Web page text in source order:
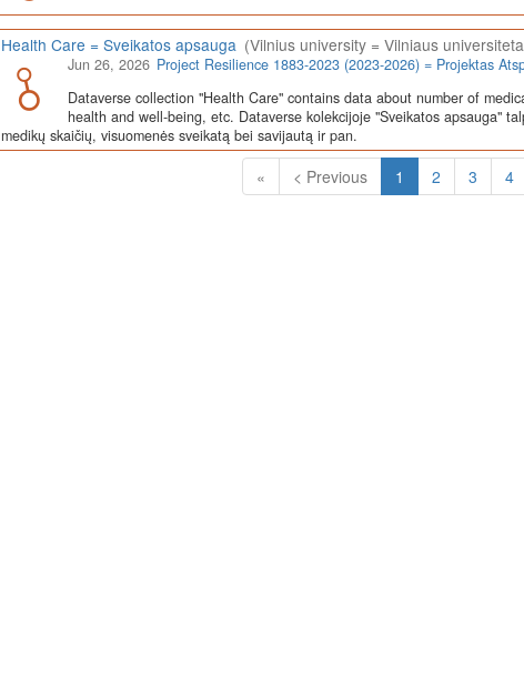
Health Care = Sveikatos apsauga (Vilnius university = Vilniaus
Jun 26, 2026 Project Resilience 1883-2023 (2023-2026) = Projektas
Dataverse collection "Health Care" contains data about number of
health and well-being, etc. Dataverse kolekcijoje "Sveikatos apsauga"
medikų skaičių, visuomenės sveikatą bei savijautą ir pan.
« < Previous 1 (Current)
2 3 4